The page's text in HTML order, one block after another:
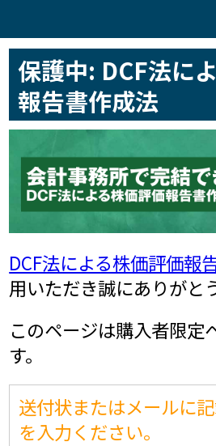
保護中: DCF法に
報告書作成法
DCF法による株価評価報
用いただき誠にありがと
このページは購入者限定
す。
送付状またはメールに
を入力ください。